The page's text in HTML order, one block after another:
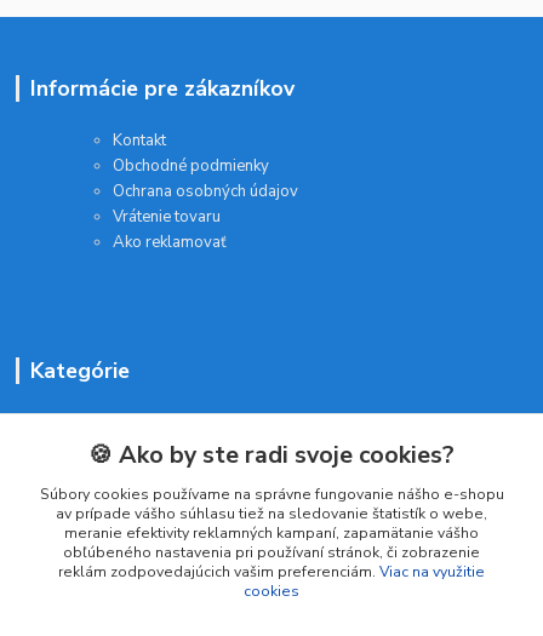
Informácie pre zákazníkov
Kontakt
Obchodné podmienky
Ochrana osobných údajov
Vrátenie tovaru
Ako reklamovať
Kategórie
Drogéria a kozmetika
Malé domáce spotrebiče
Kancelárske potreby
Kontakt
🍪 Ako by ste radi svoje cookies?
Súbory cookies používame na správne fungovanie nášho e-shopu
av prípade vášho súhlasu tiež na sledovanie štatistík o webe,
meranie efektivity reklamných kampaní, zapamätanie vášho
obľúbeného nastavenia pri používaní stránok, či zobrazenie
reklám zodpovedajúcich vašim preferenciám. Viac na využitie
cookies